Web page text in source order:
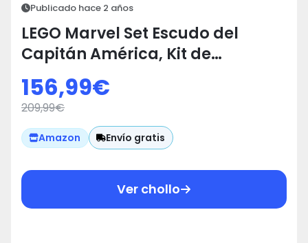
Publicado hace 2 años
LEGO Marvel Set Escudo del
Capitán América, Kit de
construcción de los Vengadores
para Adultos, Minifigura, Placa
Identificativa y Martillo de Thor,
Artículo de Colección de la Saga
del Infinito 76262
156,99€
209,99€
Amazon Envío gratis
Ver chollo